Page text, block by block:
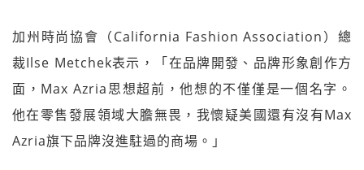
加州時尚協會（California Fashion Association）總
裁Ilse Metchek表示，「在品牌開發、品牌形象創作方
面，Max Azria思想超前，他想的不僅僅是一個名字。
他在零售發展領域大膽無畏，我懷疑美國還有沒有Max
Azria旗下品牌沒進駐過的商場。」